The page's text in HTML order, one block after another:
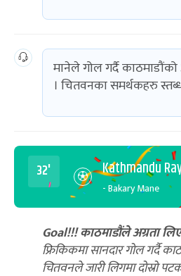
मानेले गोल गर्दै
। चितवनका समर्थकहरु
32' Kathmandu
- Bakary Mane
Goal!!! काठमाडौंले अग्रता
फ्रिकिकमा सानदार गोल गर्दै
चितवनले जारी लिगमा दोस्रो